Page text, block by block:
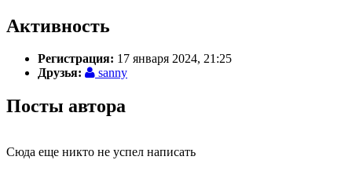
Активность
Регистрация: 17 января 2024, 21:25
Друзья:
sanny
Посты автора
Сюда еще никто не успел написать